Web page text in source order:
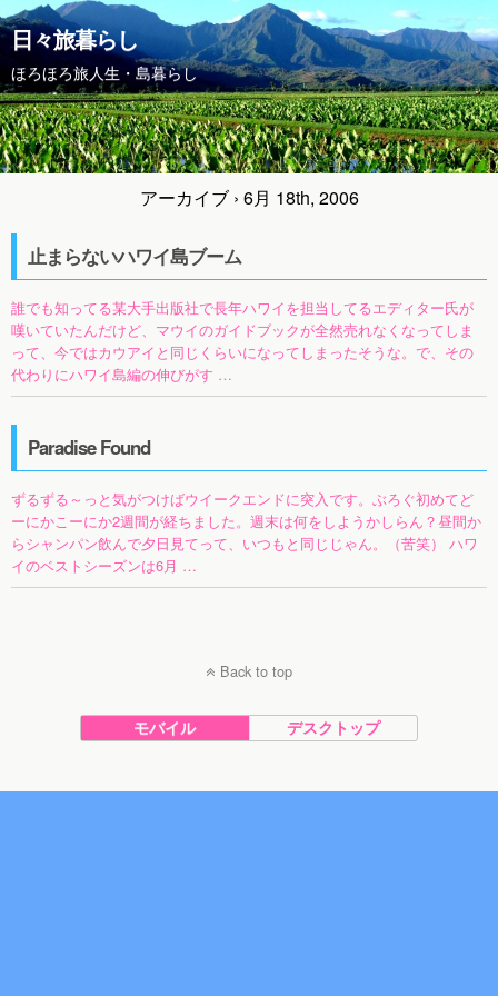
日々旅暮らし
ほろほろ旅人生・島暮らし
アーカイブ › 6月 18th, 2006
止まらないハワイ島ブーム
誰でも知ってる某大手出版社で長年ハワイを担当してるエディター氏が
嘆いていたんだけど、マウイのガイドブックが全然売れなくなってしま
って、今ではカウアイと同じくらいになってしまったそうな。で、その
代わりにハワイ島編の伸びがす …
Paradise Found
ずるずる～っと気がつけばウイークエンドに突入です。ぶろぐ初めてど
ーにかこーにか2週間が経ちました。週末は何をしようかしらん？昼間か
らシャンパン飲んで夕日見てって、いつもと同じじゃん。（苦笑） ハワ
イのベストシーズンは6月 …
Back to top
モバイル デスクトップ